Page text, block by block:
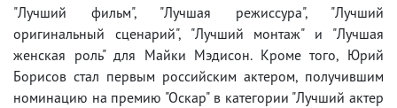
"Лучший фильм", "Лучшая режиссура", "Лучший
оригинальный сценарий", "Лучший монтаж" и "Лучшая
женская роль" для Майки Мэдисон. Кроме того, Юрий
Борисов стал первым российским актером, получившим
номинацию на премию "Оскар" в категории "Лучший актер